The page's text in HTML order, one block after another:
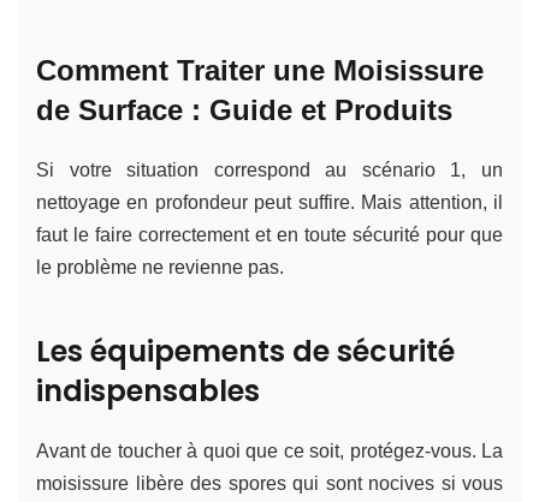
Comment Traiter une Moisissure
de Surface : Guide et Produits
Si votre situation correspond au scénario 1, un
nettoyage en profondeur peut suffire. Mais attention, il
faut le faire correctement et en toute sécurité pour que
le problème ne revienne pas.
Les équipements de sécurité
indispensables
Avant de toucher à quoi que ce soit, protégez-vous. La
moisissure libère des spores qui sont nocives si vous